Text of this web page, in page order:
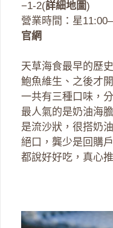
−1-2(詳細地圖)
營業時間：星
官網
天草海食最早的歷
鮑魚維生、之後才
一共有三種口味，
最人氣的是奶油海
是流沙狀，很搭奶
絕口，龔少是回購
都說好好吃，真心